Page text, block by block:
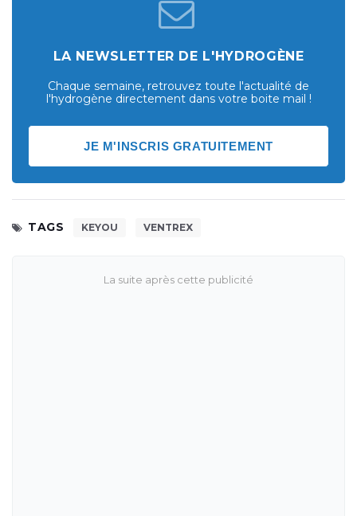
LA NEWSLETTER DE L'HYDROGÈNE
Chaque semaine, retrouvez toute l'actualité de
l'hydrogène directement dans votre boite mail !
JE M'INSCRIS GRATUITEMENT
TAGS KEYOU VENTREX